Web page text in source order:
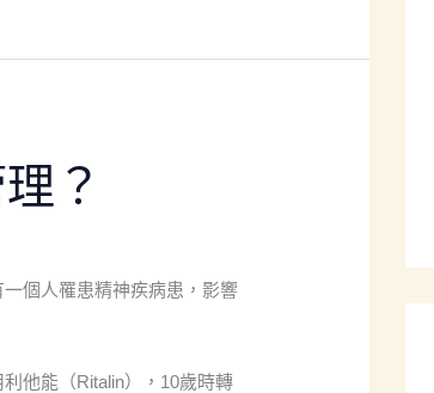
？
個人罹患精神疾病患，影響
他能（Ritalin），10歲時轉